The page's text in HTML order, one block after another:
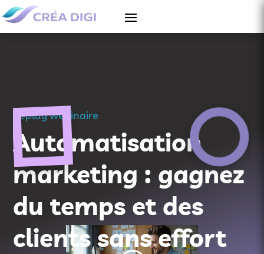
Replay webinaire
Automatisation
marketing : gagnez
du temps et des
clients sans effort